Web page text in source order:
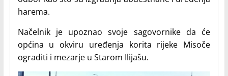
harema.
Načelnik je upoznao svoje sagovornike da će
općina u okviru uređenja korita rijeke Misoče
ograditi i mezarje u Starom Ilijašu.